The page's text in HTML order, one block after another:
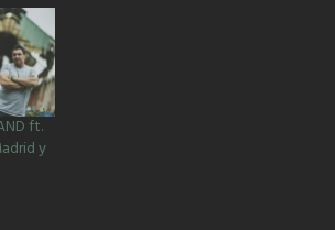
ft.
y